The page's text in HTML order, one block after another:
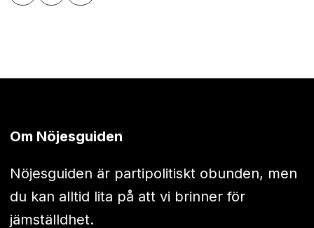
Om Nöjesguiden
Nöjesguiden är partipolitiskt obunden, men
du kan alltid lita på att vi brinner för
jämställdhet.